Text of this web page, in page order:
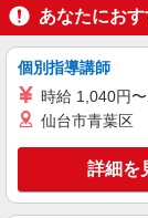
キー
アルバイト パート
one way
あなたにお
個別指導講師
時給 1,040円
仙台市青葉区
詳細を